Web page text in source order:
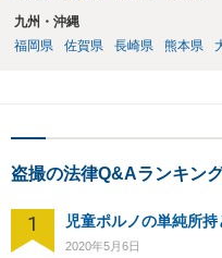
九州・沖縄
福岡県
佐賀県 長崎県 熊本県
盗撮の法律Q&Aランキン
1 児童ポルノの単純所
2020年5月6日